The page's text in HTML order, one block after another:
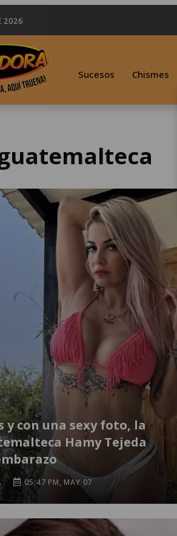
2026
Sucesos Chismes
y con una sexy foto, la
Hamy Tejeda
05:47 PM, MAY 07